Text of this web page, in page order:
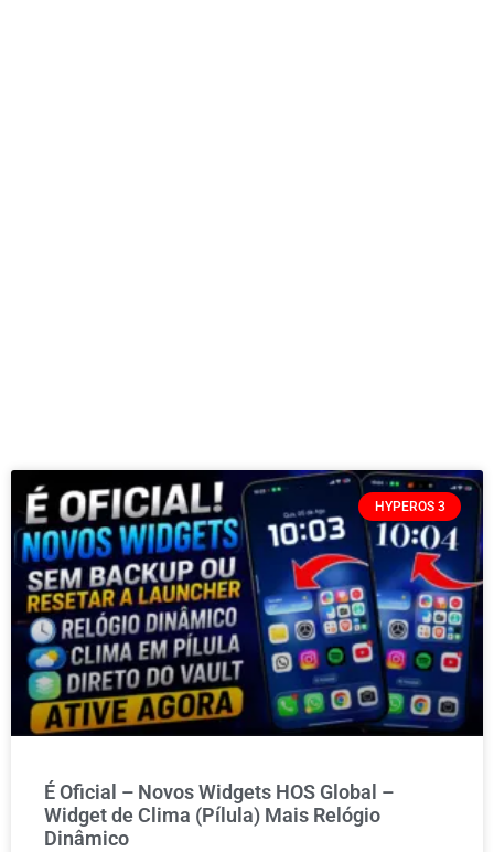
HYPEROS 3
É Oficial – Novos Widgets HOS Global –
Widget de Clima (Pílula) Mais Relógio
Dinâmico